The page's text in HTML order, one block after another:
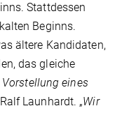
Stattdessen
Beginns.
ältere Kandidaten,
das gleiche
eines
Launhardt. „Wir